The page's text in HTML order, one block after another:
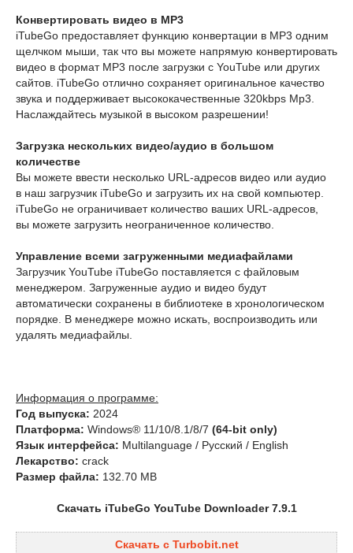
Конвертировать видео в MP3
iTubeGo предоставляет функцию конвертации в MP3 одним
щелчком мыши, так что вы можете напрямую конвертировать
видео в формат MP3 после загрузки с YouTube или других
сайтов. iTubeGo отлично сохраняет оригинальное качество
звука и поддерживает высококачественные 320kbps Mp3.
Наслаждайтесь музыкой в высоком разрешении!
Загрузка нескольких видео/аудио в большом
количестве
Вы можете ввести несколько URL-адресов видео или аудио
в наш загрузчик iTubeGo и загрузить их на свой компьютер.
iTubeGo не ограничивает количество ваших URL-адресов,
вы можете загрузить неограниченное количество.
Управление всеми загруженными медиафайлами
Загрузчик YouTube iTubeGo поставляется с файловым
менеджером. Загруженные аудио и видео будут
автоматически сохранены в библиотеке в хронологическом
порядке. В менеджере можно искать, воспроизводить или
удалять медиафайлы.
Информация о программе:
Год выпуска: 2024
Платформа: Windows® 11/10/8.1/8/7 (64-bit only)
Язык интерфейса: Multilanguage / Русский / English
Лекарство: crack
Размер файла: 132.70 MB
Скачать iTubeGo YouTube Downloader 7.9.1
Скачать с Turbobit.net